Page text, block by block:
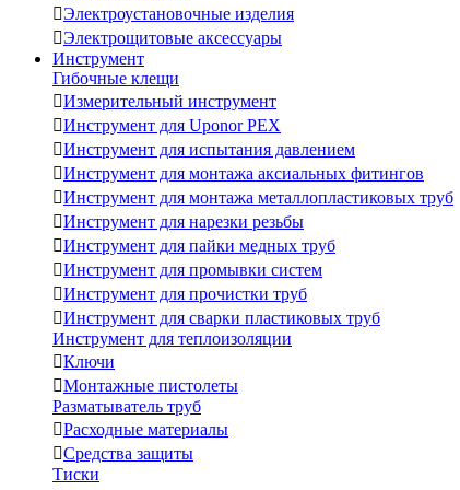
Электроустановочные изделия
Электрощитовые аксессуары
Инструмент
Гибочные клещи
Измерительный инструмент
Инструмент для Uponor PEX
Инструмент для испытания давлением
Инструмент для монтажа аксиальных фитингов
Инструмент для монтажа металлопластиковых труб
Инструмент для нарезки резьбы
Инструмент для пайки медных труб
Инструмент для промывки систем
Инструмент для прочистки труб
Инструмент для сварки пластиковых труб
Инструмент для теплоизоляции
Ключи
Монтажные пистолеты
Разматыватель труб
Расходные материалы
Средства защиты
Тиски